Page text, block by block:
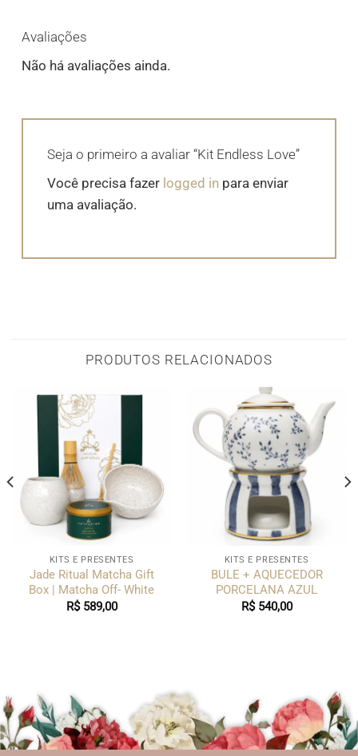
Avaliações
Não há avaliações ainda.
Seja o primeiro a avaliar “Kit Endless Love”
Você precisa fazer logged in para enviar
uma avaliação.
PRODUTOS RELACIONADOS
KITS E PRESENTES
Jade Ritual Matcha Gift
Box | Matcha Off- White
R$589,00
KITS E PRESENTES
BULE + AQUECEDOR
PORCELANA AZUL
R$540,00